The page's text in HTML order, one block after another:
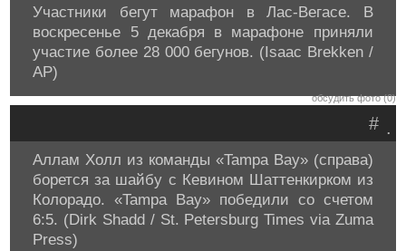
Участники бегут марафон в Лас-Вегасе. В
воскресенье 5 декабря в марафоне приняли
участие более 28 000 бегунов. (Isaac Brekken /
AP)
обсудить фото (0)
.
#
Аллам Холл из команды «Tampa Bay» (справа)
борется за шайбу с Кевином Шаттенкирком из
Колорадо. «Tampa Bay» победили со счетом
6:5. (Dirk Shadd / St. Petersburg Times via Zuma
Press)